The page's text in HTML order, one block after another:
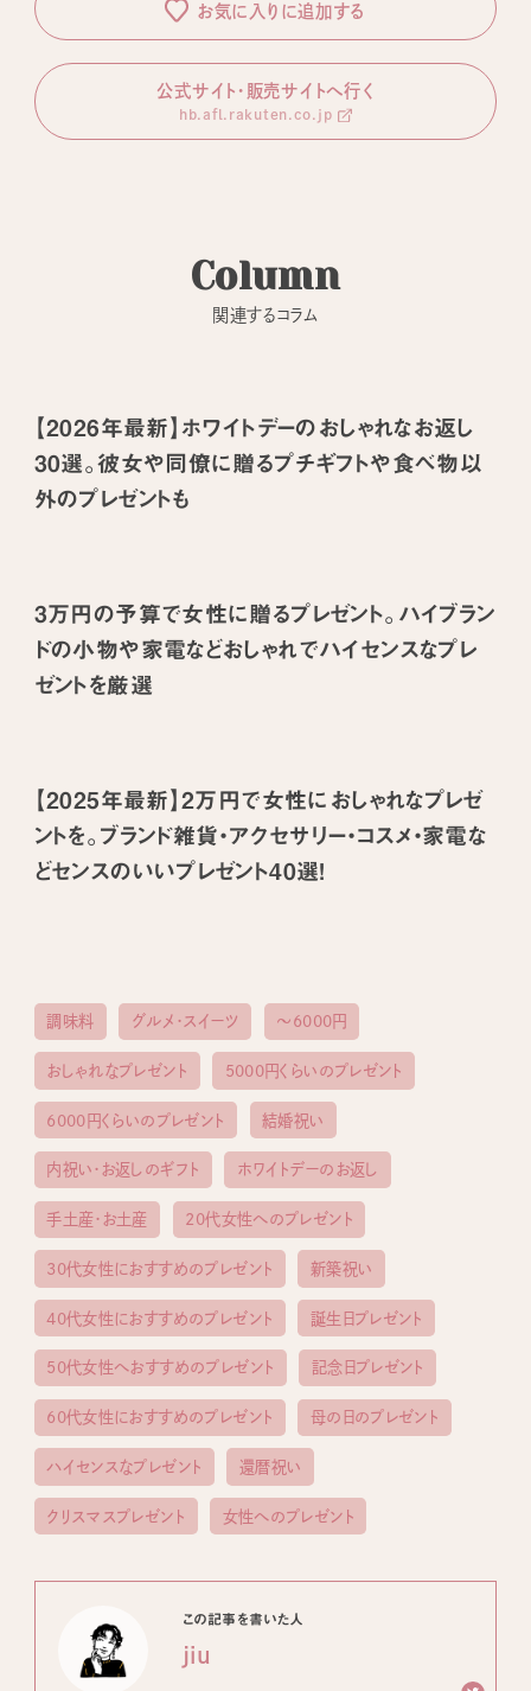
お気に入りに追加する
公式サイト・販売サイトへ行く
hb.afl.rakuten.co.jp
Column
関連するコラム
【2026年最新】ホワイトデーのおしゃれなお返し
30選。彼女や同僚に贈るプチギフトや食べ物以
外のプレゼントも
3万円の予算で女性に贈るプレゼント。ハイブラン
ドの小物や家電などおしゃれでハイセンスなプレ
ゼントを厳選
【2025年最新】2万円で女性におしゃれなプレゼ
ントを。ブランド雑貨・アクセサリー・コスメ・家電な
どセンスのいいプレゼント40選！
調味料 グルメ・スイーツ 〜6000円
おしゃれなプレゼント 5000円くらいのプレゼント
6000円くらいのプレゼント 結婚祝い
内祝い・お返しのギフト ホワイトデーのお返し
手土産・お土産 20代女性へのプレゼント
30代女性におすすめのプレゼント 新築祝い
40代女性におすすめのプレゼント 誕生日プレゼント
50代女性へおすすめのプレゼント 記念日プレゼント
60代女性におすすめのプレゼント 母の日のプレゼント
ハイセンスなプレゼント 還暦祝い
クリスマスプレゼント 女性へのプレゼント
この記事を書いた人
jiu